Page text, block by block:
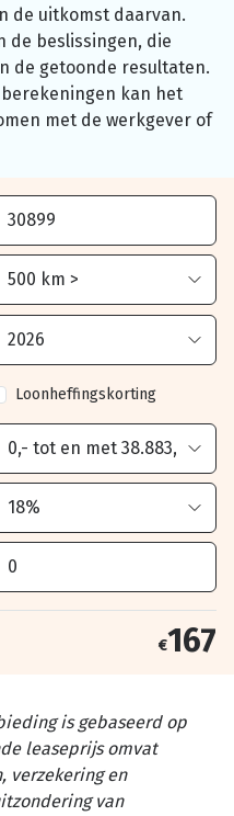
de uitkomst daarvan.
de beslissingen, die
de getoonde resultaten.
kan het
met de werkgever of
Loonheffingskorting
€167
is gebaseerd op
leaseprijs omvat
verzekering en
van